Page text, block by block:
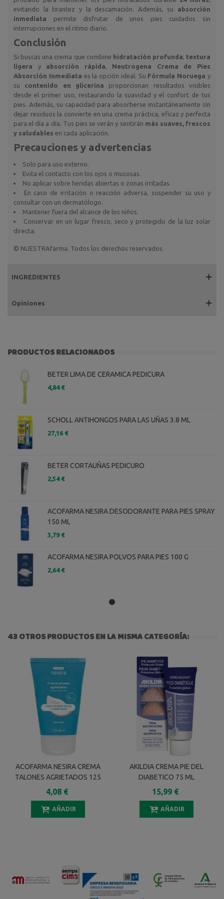
evitando la tirantez y la descamación. Además, su absorción
inmediata permite disfrutar de unos pies cuidados sin
interrupciones en el ritmo diario.
Conclusión
Si buscas una crema que combine hidratación profunda textura
ligera y absorción rápida
Neutrogena Crema de Pies
Absorción Inmediata es la opción ideal. Su Fórmula Noruega y
su contenido en glicerina proporcionan resultados visibles
desde el primer uso, restaurando la suavidad y el confort de tus
pies. Además, su capacidad para absorberse instantáneamente sin
dejar residuos la convierte en una crema práctica, eficaz y perfecta
para el día a día. Tus pies se verán y sentirán más suaves, frescos
y saludables en cada aplicación.
Precauciones y advertencias
Solo para uso externo.
Evita el contacto con los ojos o mucosas.
No aplicar sobre heridas abiertas o zonas irritadas.
En caso de irritación o reacción adversa, suspender su uso y
consultar con un dermatólogo.
Mantener fuera del alcance de los niños.
Conservar en un lugar fresco, seco y protegido de la luz solar
directa.
© NUESTRAfarma. Todos los derechos reservados.
INGREDIENTES
Opiniones
PRODUCTOS RELACIONADOS
BETER LIMA DE CERAMICA PEDICURA
4,84 €
SCHOLL ANTIHONGOS PARA LAS UÑAS 3.8 ML
27,16 €
BETER CORTAUÑAS PEDICURO
2,54 €
ACOFARMA NESIRA DESODORANTE PARA PIES SPRAY
150 ML
3,79 €
ACOFARMA NESIRA POLVOS PARA PIES 100 G
2,64 €
43 OTROS PRODUCTOS EN LA MISMA CATEGORÍA:
ACOFARMA NESIRA CREMA
TALONES AGRIETADOS 125
ML
4,08 €
AÑADIR
AKILDIA CREMA PIE DEL
DIABETICO 75 ML
15,99 €
AÑADIR